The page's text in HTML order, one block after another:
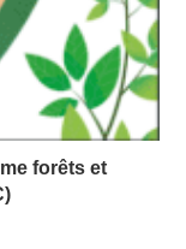
forêts et